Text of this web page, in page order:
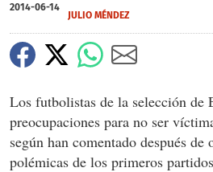
2014-06-14
JULIO MÉNDEZ
Los futbolistas de la selección de
preocupaciones para no ser
según han comentado después de
polémicas de los primeros